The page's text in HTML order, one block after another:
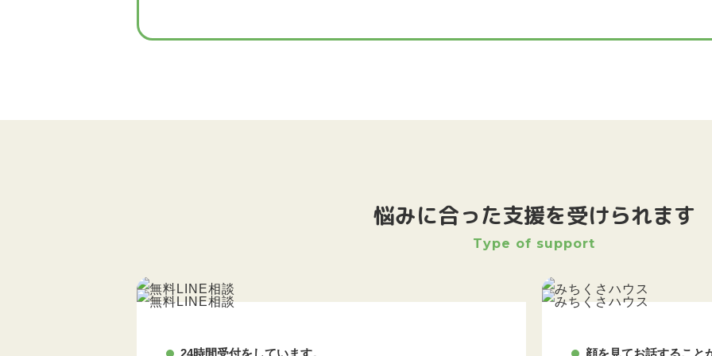
悩みに合った支援を受けられます
Type of support
24時間受付をしています。
顔を見てお話すること